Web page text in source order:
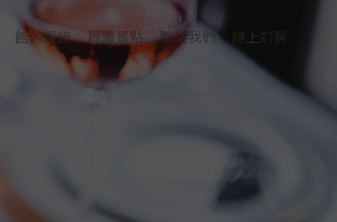
館內設施 周邊景點 聯絡我們 線上訂房